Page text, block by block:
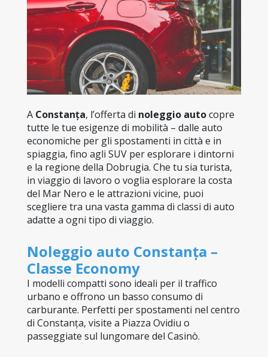
A Constanța, l’offerta di noleggio auto copre
tutte le tue esigenze di mobilità – dalle auto
economiche per gli spostamenti in città e in
spiaggia, fino agli SUV per esplorare i dintorni
e la regione della Dobrugia. Che tu sia turista,
in viaggio di lavoro o voglia esplorare la costa
del Mar Nero e le attrazioni vicine, puoi
scegliere tra una vasta gamma di classi di auto
adatte a ogni tipo di viaggio.
Noleggio auto Constanța –
Classe Economy
I modelli compatti sono ideali per il traffico
urbano e offrono un basso consumo di
carburante. Perfetti per spostamenti nel centro
di Constanța, visite a Piazza Ovidiu o
passeggiate sul lungomare del Casinò.